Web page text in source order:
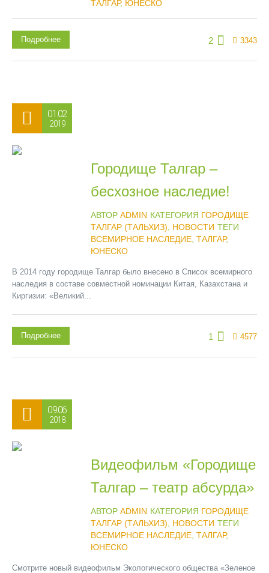
ТАЛГАР, ЮНЕСКО
2 3343
Подробнее
01.02
2019
Городище Талгар –
бесхозное наследие!
АВТОР ADMIN КАТЕГОРИЯ ГОРОДИЩЕ
ТАЛГАР (ТАЛЬХИЗ)
НОВОСТИ ТЕГИ
ВСЕМИРНОЕ НАСЛЕДИЕ, ТАЛГАР,
ЮНЕСКО
В 2014 году городище Талгар было внесено в Список всемирного
наследия в составе совместной номинации Китая, Казахстана и
Киргизии: «Великий...
1 4577
Подробнее
09.06
2018
Видеофильм «Городище
Талгар – театр абсурда»
АВТОР ADMIN КАТЕГОРИЯ ГОРОДИЩЕ
ТАЛГАР (ТАЛЬХИЗ)
НОВОСТИ ТЕГИ
ВСЕМИРНОЕ НАСЛЕДИЕ, ТАЛГАР,
ЮНЕСКО
Смотрите новый видеофильм Экологического общества «Зеленое